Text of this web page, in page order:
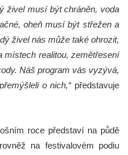
živel musí být chráněn, voda
oheň musí být střežen a
živel nás může také ohrozit,
místech realitou, zemětřesení
Náš program vás vyzývá,
o nich,“ představuje
roce představí na půdě
na festivalovém podiu